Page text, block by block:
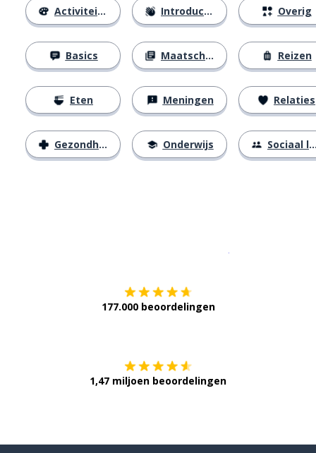
Activiteiten
Basics
Eten
Gezondheid
Introducties
Maatschappij
Meningen
Onderwijs
Overig
Reizen
Relaties
Sociaal leven
177.000 beoordelingen
1,47 miljoen beoordelingen